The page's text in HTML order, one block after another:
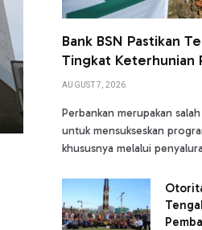
Bank BSN Pastikan
Tingkat Keterhunian
AUGUST 7, 2026
Perbankan merupakan
untuk mensukseskan
khususnya melalui